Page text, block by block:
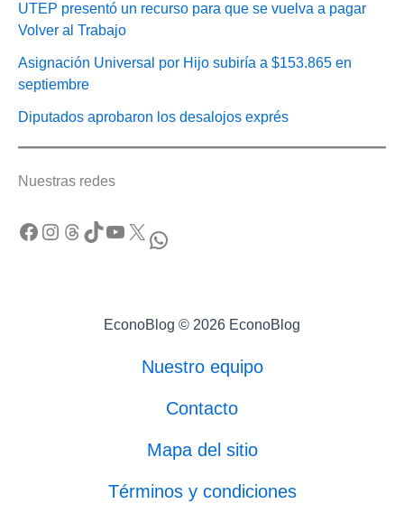
UTEP presentó un recurso para que se vuelva a pagar
Volver al Trabajo
Asignación Universal por Hijo subiría a $153.865 en
septiembre
Diputados aprobaron los desalojos exprés
Nuestras redes
Facebook Instagram Threads TikTok YouTube X WhatsApp
EconoBlog © 2026 EconoBlog
Nuestro equipo
Contacto
Mapa del sitio
Términos y condiciones